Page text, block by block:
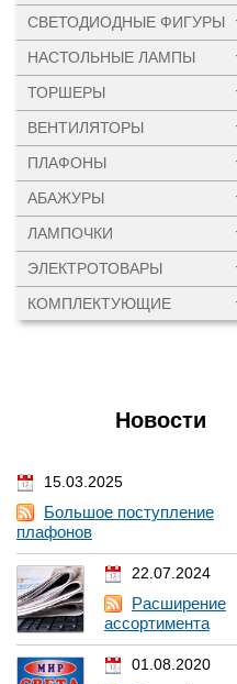
СВЕТОДИОДНЫЕ ФИГУРЫ
НАСТОЛЬНЫЕ ЛАМПЫ
ТОРШЕРЫ
ВЕНТИЛЯТОРЫ
ПЛАФОНЫ
АБАЖУРЫ
ЛАМПОЧКИ
ЭЛЕКТРОТОВАРЫ
КОМПЛЕКТУЮЩИЕ
Новости
15.03.2025
Большое поступление
плафонов
22.07.2024
Расширение
ассортимента
01.08.2020